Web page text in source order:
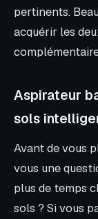
pertinents.
acquérir les
Aspirateur
sols
Avant de vous
vous une
plus de temps
sols ? Si vous